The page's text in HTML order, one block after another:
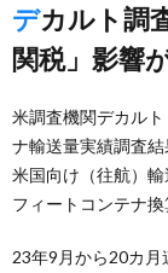
デカルト調査で中国は2割減、「トランプ
関税」影響
米調査機関デカル
ナ輸送量実績調査
米国向け（往航）
フィートコンテナ換
23年9月から20カ